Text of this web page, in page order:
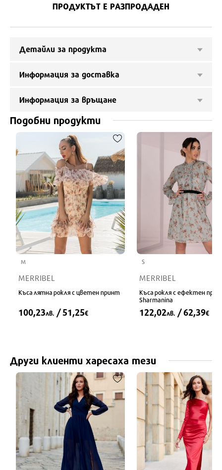
ПРОДУКТЪТ Е РАЗПРОДАДЕН
Детайли за продукта
Информация за доставка
Информация за връщане
Подобни продукти
M
MERRIBEL
Къса лятна рокля с цветен принт
100,23лв. / 51,25€
S
MERRIBEL
Къса рокля с ефектен
Sharmanina
122,02лв. / 62,39€
Други клиенти харесаха тези